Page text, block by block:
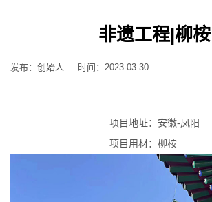
非遗工程|柳桉
发布：创始人 时间：2023-03-30
项目地址：安徽-凤阳
项目用材：柳桉